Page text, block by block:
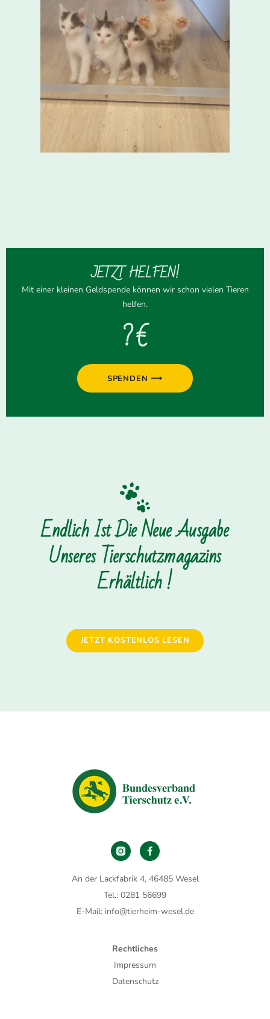
JETZT HELFEN!
Mit einer kleinen Geldspende können wir schon vielen Tieren
helfen.
? €
SPENDEN ⟶
Endlich Ist Die Neue Ausgabe
Unseres Tierschutzmagazins
Erhältlich !
JETZT KOSTENLOS LESEN
An der Lackfabrik 4, 46485 Wesel
Tel.: 0281 56699
E-Mail: info@tierheim-wesel.de
Rechtliches
Impressum
Datenschutz